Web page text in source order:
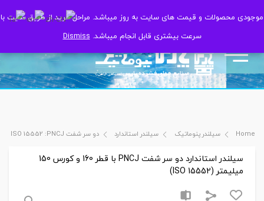
موجودی محصولات و قیمت های سایت به روز میباشد. مراحل خرید از طریق سایت با
سرعت بیشتری قابل انجام میباشد.Dismiss
موجودی محصولات و قیمت های سایت به روز میباشد. مراحل خرید از طریق سایت با
سرعت بیشتری قابل انجام میباشد.Dismiss
Home سیلندر پنوماتیک سیلندر استاندارد دو سر شفت ISO 15552 :PNCJ
سیلندر استاندارد دو سر شفت PNCJ با قطر 160 و کورس 150
میلیمتر (ISO 15552)